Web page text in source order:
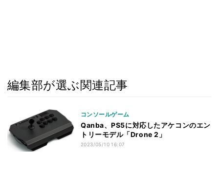
編集部が選ぶ関連記事
コンソールゲーム
Qanba、PS5に対応したアケコンのエン
トリーモデル「Drone 2」
2023/05/10 16:07